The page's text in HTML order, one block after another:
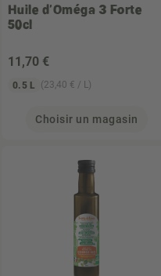
Huile d'Oméga 3 Forte
50cl
11 ,70 €
0.5 L (23,40 € / L)
Choisir un magasin